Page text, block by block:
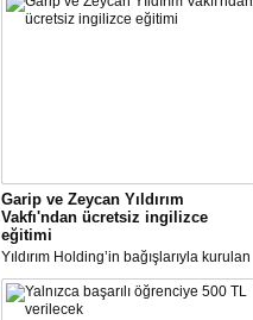
Garip ve Zeycan Yıldırım
Vakfı'ndan ücretsiz ingilizce
eğitimi
Yıldırım Holding’in bağışlarıyla kurulan
Garip ve Zeycan Yıldırım Vakfı, uzaktan
öğretime geçilen dönemde “English
W/Tech” (Teknolojiyle İngilizce)